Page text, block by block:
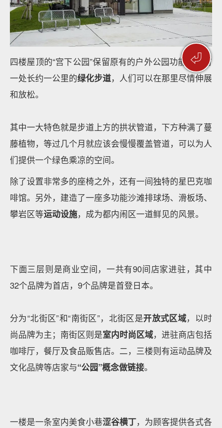
⏎
四楼屋顶的“宫下公园”保留原有的户外公园功能，拥有
一处长约一公里的绿化步道，人们可以在那里尽情伸展
和放松。
其中一大特色就是步道上方的拱状管道，下方种满了蔓
藤植物，等过几个月就应该会慢慢覆盖管道，可以为人
们提供一个绿色乘凉的空间。
除了设置非常多的座椅之外，还有一间独特的星巴克咖
啡馆。另外，建造了一座多功能沙滩排球场、滑板场、
攀岩区等运动设施，成为都内闹区一道鲜见的风景。